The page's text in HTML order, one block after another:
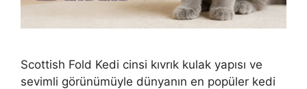
Scottish Fold Kedi cinsi kıvrık kulak yapısı ve
sevimli görünümüyle dünyanın en popüler kedi